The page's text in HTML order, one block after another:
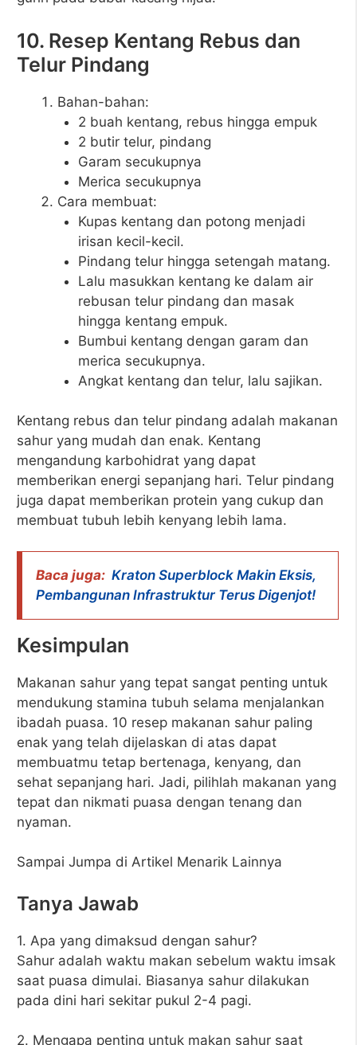
10. Resep Kentang Rebus dan
Telur Pindang
Bahan-bahan:
2 buah kentang, rebus hingga empuk
2 butir telur, pindang
Garam secukupnya
Merica secukupnya
Cara membuat:
Kupas kentang dan potong menjadi
irisan kecil-kecil.
Pindang telur hingga setengah matang.
Lalu masukkan kentang ke dalam air
rebusan telur pindang dan masak
hingga kentang empuk.
Bumbui kentang dengan garam dan
merica secukupnya.
Angkat kentang dan telur, lalu sajikan.
Kentang rebus dan telur pindang adalah makanan
sahur yang mudah dan enak. Kentang
mengandung karbohidrat yang dapat
memberikan energi sepanjang hari. Telur pindang
juga dapat memberikan protein yang cukup dan
membuat tubuh lebih kenyang lebih lama.
Baca juga: Kraton Superblock Makin Eksis,
Pembangunan Infrastruktur Terus Digenjot!
Kesimpulan
Makanan sahur yang tepat sangat penting untuk
mendukung stamina tubuh selama menjalankan
ibadah puasa. 10 resep makanan sahur paling
enak yang telah dijelaskan di atas dapat
membuatmu tetap bertenaga, kenyang, dan
sehat sepanjang hari. Jadi, pilihlah makanan yang
tepat dan nikmati puasa dengan tenang dan
nyaman.
Sampai Jumpa di Artikel Menarik Lainnya
Tanya Jawab
1. Apa yang dimaksud dengan sahur?
Sahur adalah waktu makan sebelum waktu imsak
saat puasa dimulai. Biasanya sahur dilakukan
pada dini hari sekitar pukul 2-4 pagi.
2. Mengapa penting untuk makan sahur saat